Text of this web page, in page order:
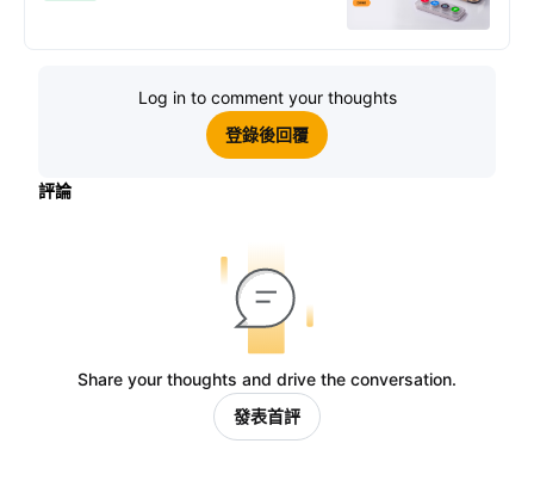
Log in to comment your thoughts
登錄後回覆
評論
Share your thoughts and drive the conversation.
發表首評